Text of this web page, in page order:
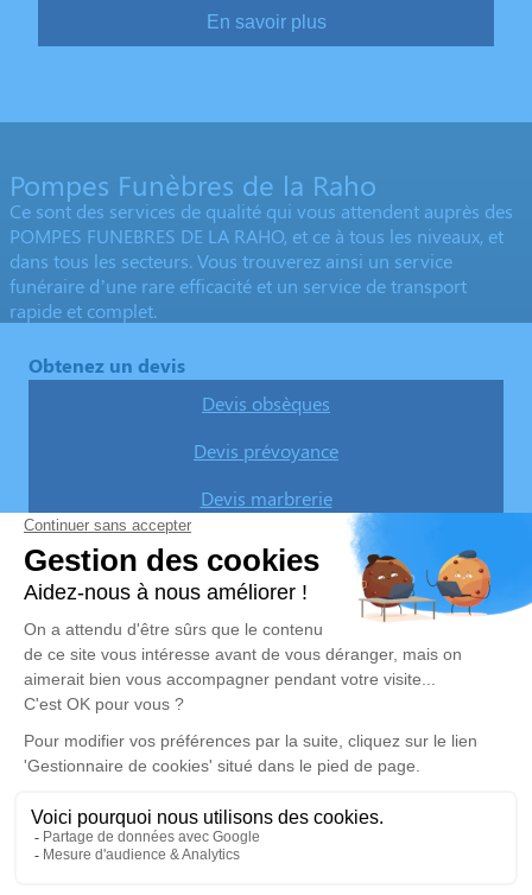
En savoir plus
Pompes Funèbres de la Raho
Ce sont des services de qualité qui vous attendent auprès des
POMPES FUNEBRES DE LA RAHO, et ce à tous les niveaux, et
dans tous les secteurs. Vous trouverez ainsi un service
funéraire d’une rare efficacité et un service de transport
rapide et complet.
Obtenez un devis
Devis obsèques
Devis prévoyance
Devis marbrerie
Notre agence
Pompes Funèbres de la Raho
04 22 67 53 67
contact@pompes-funebres-de-la-raho.com
21 Rue des Tamaris – 66180 – Villeneuve-de-la-Raho
5/5 – 246 avis
Nos Services
Organiser des obsèques
Monuments funéraires
Services aux familles
Liens utiles
Avis de décès
Demande de rendez-vous en